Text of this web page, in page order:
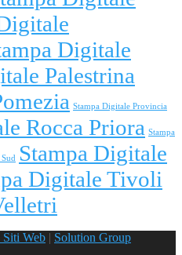
Digitale
Palestrina
Stampa Digitale Provincia
Rocca Priora Stampa
Stampa Digitale
Digitale Tivoli
Siti Web | Solution Group